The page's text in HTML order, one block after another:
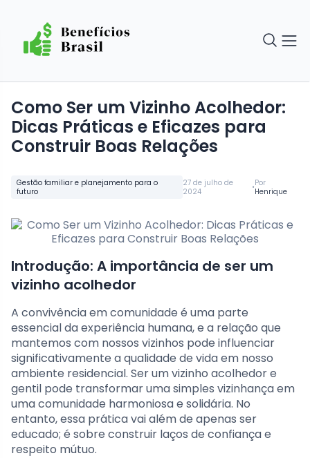
Gestão familiar e planejamento para o
futuro
27 de julho de
2024
•Por
Henrique
Como Ser um Vizinho Acolhedor:
Dicas Práticas e Eficazes para
Construir Boas Relações
Introdução: A importância de ser um
vizinho acolhedor
A convivência em comunidade é uma parte
essencial da experiência humana, e a relação que
mantemos com nossos vizinhos pode influenciar
significativamente a qualidade de vida em nosso
ambiente residencial. Ser um vizinho acolhedor e
gentil pode transformar uma simples vizinhança em
uma comunidade harmoniosa e solidária. No
entanto, essa prática vai além de apenas ser
educado; é sobre construir laços de confiança e
respeito mútuo.